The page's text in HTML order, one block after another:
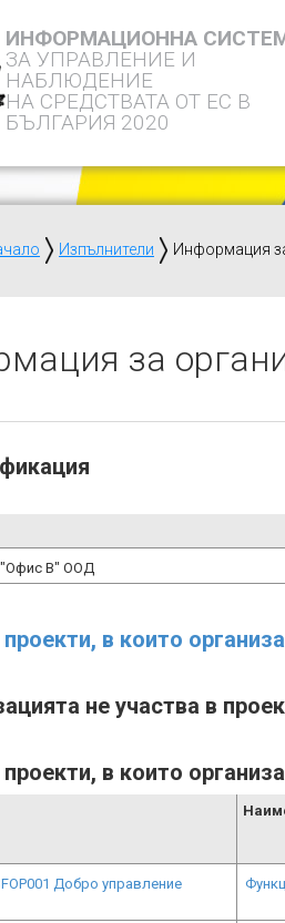
ИНФОРМАЦИОННА
ЗА УПРАВЛЕНИЕ И
НАБЛЮДЕНИЕ
НА СРЕДСТВАТА ОТ ЕС В
БЪЛГАРИЯ 2020
Изпълнители Информация
за
"Офис В" ООД
в които
не участва в
в които
Добро управление